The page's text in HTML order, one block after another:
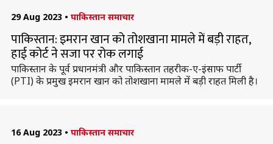
29 Aug 2023 • पाकिस्तान समाचार
पाकिस्तान: इमरान खान को तोशखाना मामले में बड़ी राहत,
हाई कोर्ट ने सजा पर रोक लगाई
पाकिस्तान के पूर्व प्रधानमंत्री और पाकिस्तान तहरीक-ए-इंसाफ पार्टी
(PTI) के प्रमुख इमरान खान को तोशखाना मामले में बड़ी राहत मिली है।
16 Aug 2023 • पाकिस्तान समाचार